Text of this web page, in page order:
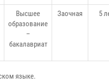
Высшее
образование
–
бакалавриат
Заочная 5
языке.